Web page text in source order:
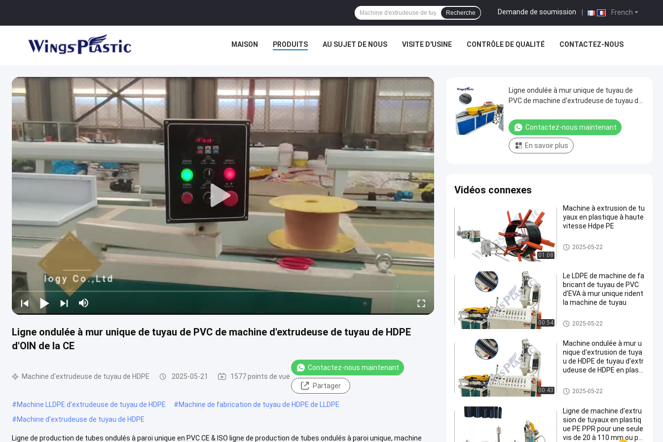
French
Demande de soumission
Recherche
MAISON PRODUITS AU SUJET DE NOUS VISITE D'USINE CONTRÔLE DE QUALITÉ CONTACTEZ-NOUS
Ligne ondulée à mur unique de tuyau de PVC de machine d'extrudeuse de tuyau de HDPE
d'OIN de la CE
Machine d'extrudeuse de tuyau de HDPE 2025-05-21 1577 points de vue
Contactez-nous maintenant
Partager
#Machine LLDPE d'extrudeuse de tuyau de HDPE #Machine de fabrication de tuyau de HDPE de LLDPE
#Machine d'extrudeuse de tuyau de HDPE
Ligne de production de tubes ondulés à paroi unique en PVC CE & ISO ligne de production de tubes ondulés à paroi unique, machine
Ligne ondulée à mur unique de tuyau de
PVC de machine d'extrudeuse de tuyau de
Contactez-nous maintenant
En savoir plus
Vidéos connexes
01:08
Machine à extrusion de tu
yaux en plastique à haute
vitesse Hdpe PE
Machine d'extrudeuse de tuya
u de HDPE
2025-05-22
00:54
Le LDPE de machine de fa
bricant de tuyau de PVC
d'EVA à mur unique rident
la machine de tuyau
Machine d'extrudeuse de tuya
u de HDPE
2025-05-22
00:43
Machine ondulée à mur u
nique d'extrusion de tuya
u de HDPE de tuyau d'extr
udeuse de HDPE en plasti
Machine d'extrudeuse de tuya
u de HDPE
2025-05-22
Ligne de machine d'extru
sion de tuyaux en plastiq
ue PE PPR pour une seule
vis de 20 à 110 mm ou po